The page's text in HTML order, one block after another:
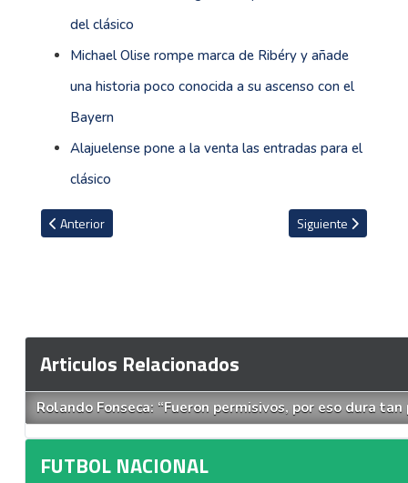
del clásico
Michael Olise rompe marca de Ribéry y añade
una historia poco conocida a su ascenso con el
Bayern
Alajuelense pone a la venta las entradas para el
clásico
Artículo anterior: Santos saca comunicado explicando el pedido
Anterior Artículo siguiente:
Siguiente
Articulos Relacionados
Rolando Fonseca: “Fueron permisivos, por eso dura
FUTBOL NACIONAL